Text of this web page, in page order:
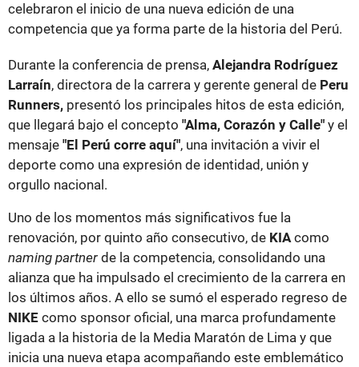
celebraron el inicio de una nueva edición de una
competencia que ya forma parte de la historia del Perú.
Durante la conferencia de prensa, Alejandra Rodríguez
Larraín, directora de la carrera y gerente general de Peru
Runners, presentó los principales hitos de esta edición,
que llegará bajo el concepto "Alma, Corazón y Calle" y el
mensaje "El Perú corre aquí", una invitación a vivir el
deporte como una expresión de identidad, unión y
orgullo nacional.
Uno de los momentos más significativos fue la
renovación, por quinto año consecutivo, de KIAcomo
naming partner de la competencia, consolidando una
alianza que ha impulsado el crecimiento de la carrera en
los últimos años. A ello se sumó el esperado regreso de
NIKE como sponsor oficial, una marca profundamente
ligada a la historia de la Media Maratón de Lima y que
inicia una nueva etapa acompañando este emblemático